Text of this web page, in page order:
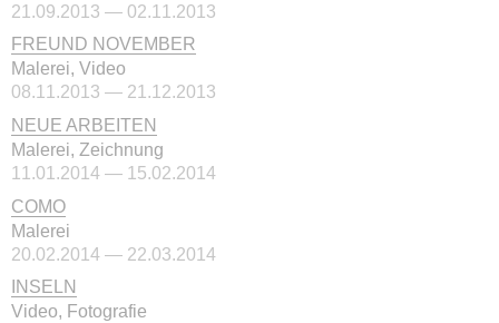
21.09.2013 — 02.11.2013
FREUND NOVEMBER
Malerei, Video
08.11.2013 — 21.12.2013
NEUE ARBEITEN
Malerei, Zeichnung
11.01.2014 — 15.02.2014
COMO
Malerei
20.02.2014 — 22.03.2014
INSELN
Video, Fotografie